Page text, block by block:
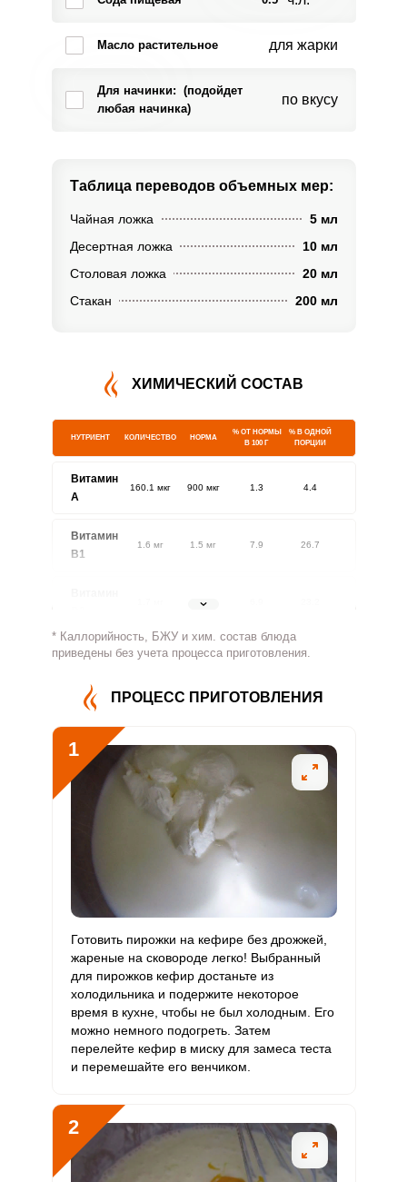
Масло растительное для жарки
Для начинки: (подойдет
любая начинка)
по вкусу
Таблица переводов объемных мер:
Чайная ложка
5 мл
Десертная ложка
10 мл
Столовая ложка
20 мл
Стакан
200 мл
ХИМИЧЕСКИЙ СОСТАВ
НУТРИЕНТ КОЛИЧЕСТВО НОРМА
% ОТ НОРМЫ
В 100 Г
% В ОДНОЙ
ПОРЦИИ
Витамин
A
160.1 мкг 900 мкг 1.3 4.4
Витамин
В1
1.6 мг 1.5 мг 7.9 26.7
1.8 мг
Витамин
550.3 мг 500 мг 8.2 27.5
Витамин
В5
Витамин
В6
1.7 мг 2 мг 21.6
400 мкг
Витамин
10.7
Витамин
С
3.8 мкг 90 мкг 0.3 1
Витамин
D
10 мкг
Витамин
E
Биотин
Витамин
0.8 2.6
* Каллорийность, БЖУ и хим. состав блюда
приведены без учета процесса приготовления.
ПРОЦЕСС ПРИГОТОВЛЕНИЯ
1
Готовить пирожки на кефире без дрожжей,
жареные на сковороде легко! Выбранный
для пирожков кефир достаньте из
холодильника и подержите некоторое
время в кухне, чтобы не был холодным. Его
можно немного подогреть. Затем
перелейте кефир в миску для замеса теста
и перемешайте его венчиком.
2